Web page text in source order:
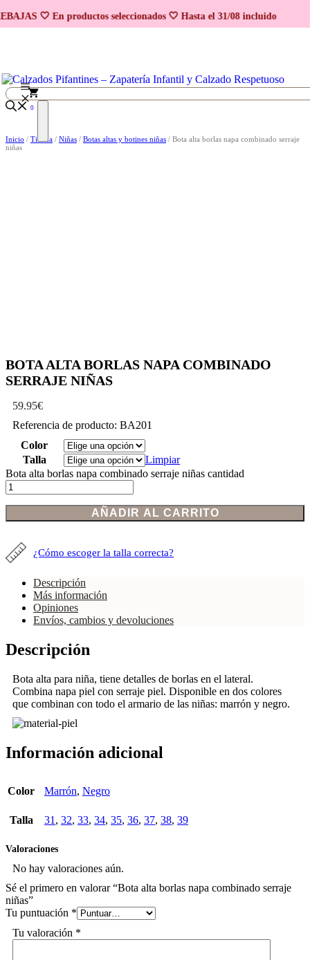
🤍 En productos seleccionados 🤍 Hasta el 31/08 incluido
Saltar al contenido
0
Inicio / Tienda / Niñas / Botas altas y botines niñas / Bota alta borlas napa combinado serraje
niñas
BOTA ALTA BORLAS NAPA COMBINADO
SERRAJE NIÑAS
59.95€
Referencia de producto: BA201
Color
Talla
Limpiar
Bota alta borlas napa combinado serraje niñas cantidad
AÑADIR AL CARRITO
¿Cómo escoger la talla correcta?
Descripción
Más información
Opiniones
Envíos, cambios y devoluciones
Descripción
Bota alta para niña, tiene detalles de borlas en el lateral.
Combina napa piel con serraje piel. Disponible en dos colores
que combinan con todo el armario de las niñas: marrón y negro.
Información adicional
Color Marrón, Negro
Talla 31 , 32, 33, 34, 35, 36, 37, 38, 39
Valoraciones
No hay valoraciones aún.
Sé el primero en valorar “Bota alta borlas napa combinado serraje
niñas”
Tu puntuación *
Tu valoración *